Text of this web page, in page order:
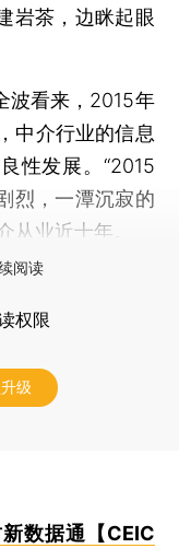
岩茶，边眯起眼
看来，2015年
中介行业的信息
性发展。“2015
烈，一潭沉寂的
从业近十年。
阅读
权限
级
数据通【CEIC